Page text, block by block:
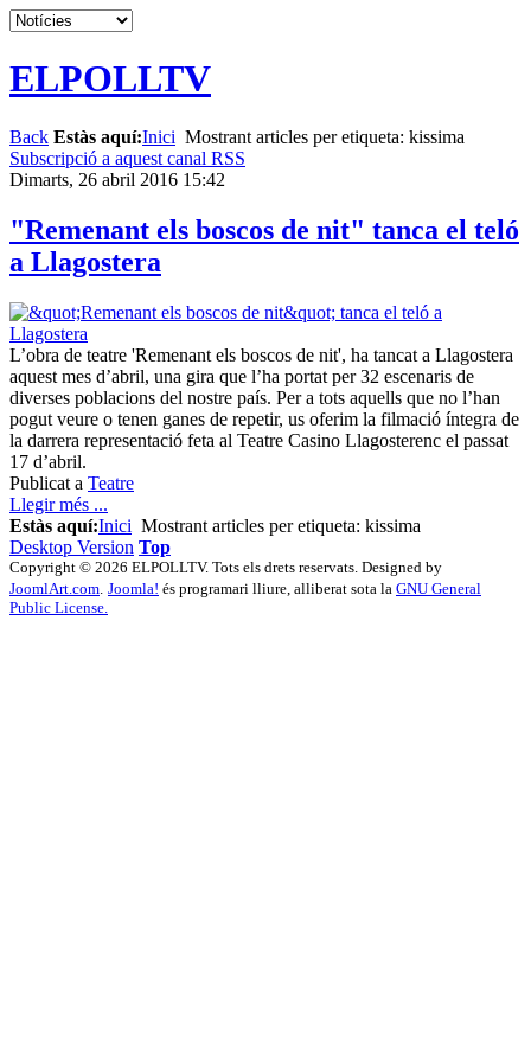
ELPOLLTV
Back Estàs aquí:Inici Mostrant articles per etiqueta: kissima
Subscripció a aquest canal RSS
Dimarts, 26 abril 2016 15:42
"Remenant els boscos de nit" tanca el teló
a Llagostera
L’obra de teatre 'Remenant els boscos de nit', ha tancat a Llagostera
aquest mes d’abril, una gira que l’ha portat per 32 escenaris de
diverses poblacions del nostre país. Per a tots aquells que no l’han
pogut veure o tenen ganes de repetir, us oferim la filmació íntegra de
la darrera representació feta al Teatre Casino Llagosterenc el passat
17 d’abril.
Publicat a Teatre
Llegir més ...
Estàs aquí:Inici Mostrant articles per etiqueta: kissima
Desktop Version Top
Copyright © 2026 ELPOLLTV. Tots els drets reservats. Designed by
JoomlArt.com Joomla! és programari lliure, alliberat sota la GNU General
Public License.